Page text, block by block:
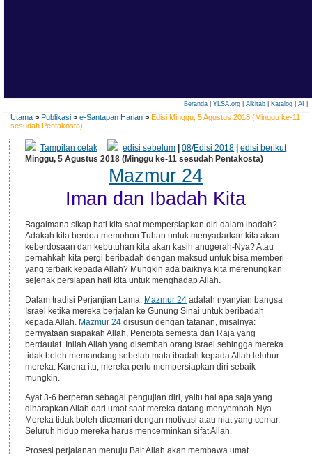
Beranda| YLSA.org| Alkitab| Katalog| AI
Utama > Publikasi > e-Santapan Harian > Edisi Minggu, 5 Agustus 2018 (Minggu ke-11
sesudah Pentakosta)
Tampilan cetak edisi sebelum |08/Edisi 2018 |edisi berikut
Minggu, 5 Agustus 2018 (Minggu ke-11 sesudah Pentakosta)
Mazmur 24
Iman dan Ibadah Kita
Bagaimana sikap hati kita saat mempersiapkan diri dalam ibadah?
Adakah kita berdoa memohon Tuhan untuk menyadarkan kita akan
keberdosaan dan kebutuhan kita akan kasih anugerah-Nya? Atau
pernahkah kita pergi beribadah dengan maksud untuk bisa memberi
yang terbaik kepada Allah? Mungkin ada baiknya kita merenungkan
sejenak persiapan hati kita untuk menghadap Allah.
Dalam tradisi Perjanjian Lama, Mazmur 24adalah nyanyian bangsa
Israel ketika mereka berjalan ke Gunung Sinai untuk beribadah
kepada Allah. Mazmur 24disusun dengan tatanan, misalnya:
pernyataan siapakah Allah, Pencipta semesta dan Raja yang
berdaulat. Inilah Allah yang disembah orang Israel sehingga mereka
tidak boleh memandang sebelah mata ibadah kepada Allah leluhur
mereka. Karena itu, mereka perlu mempersiapkan diri sebaik
mungkin.
Ayat 3-6 berperan sebagai pengujian diri, yaitu hal apa saja yang
diharapkan Allah dari umat saat mereka datang menyembah-Nya.
Mereka tidak boleh dicemari dengan motivasi atau niat yang cemar.
Seluruh hidup mereka harus mencerminkan sifat Allah.
Prosesi perjalanan menuju Bait Allah akan membawa umat